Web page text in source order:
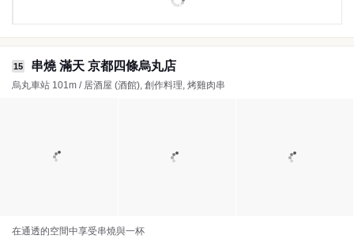
15 串燒 滿天 京都四條烏丸店
烏丸車站 101m / 居酒屋 (酒館), 創作料理, 烤雞肉串
在通透的空間中享受串燒與一杯